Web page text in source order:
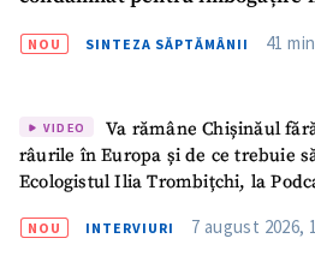
GARDĂ
NOU SINTEZA SĂPTĂMÂNII 41
VIDEO
Va rămâne Chișinăul
râurile în Europa și de ce trebuie
Ecologistul Ilia Trombițchi, la
NOU INTERVIURI 7 august 2026,